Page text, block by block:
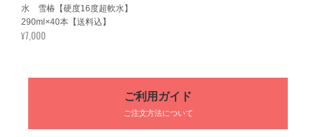
水 雪椿【硬度16度超軟水】
290ml×40本【送料込】
¥7,000
ご利用ガイド
ご注文方法について